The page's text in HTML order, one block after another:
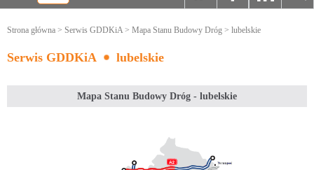
Strona główna > Serwis GDDKiA> Mapa Stanu Budowy Dróg > lubelskie
Serwis GDDKiA lubelskie
Mapa Stanu Budowy Dróg - lubelskie